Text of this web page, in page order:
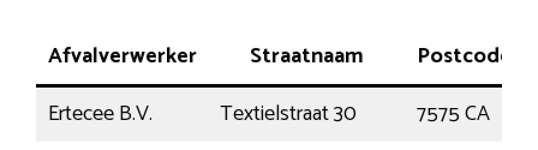
Afvalverwerker Straatnaam
Postcode
Ertecee B.V.
Textielstraat 30 7575 CA